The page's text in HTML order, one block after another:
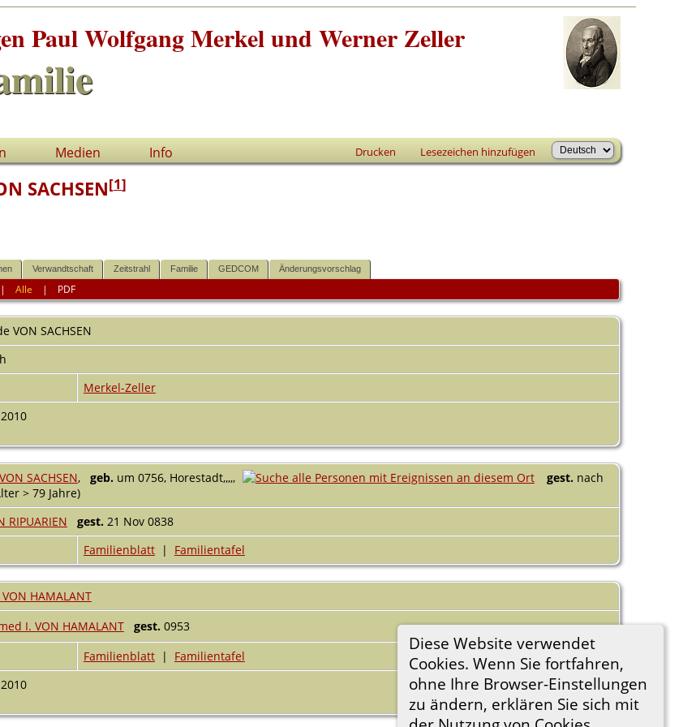
Paul Wolfgang Merkel und Werner Zeller
Medien Info Drucken Lesezeichen hinzufügen
Diese Website verwendet
Cookies. Wenn Sie fortfahren,
ohne Ihre Browser-Einstellungen
zu ändern, erklären Sie sich mit
SACHSEN[1]
Verwandtschaft Zeitstrahl Familie GEDCOM Änderungsvorschlag
Alle | PDF
VON SACHSEN
Merkel-Zeller
SACHSEN, geb. um 0756, Horestadt,,,,, gest. nach
> 79 Jahre)
RIPUARIEN gest. 21 Nov 0838
Familienblatt| Familientafel
HAMALANT
I. VON HAMALANT gest. 0953
Familienblatt| Familientafel